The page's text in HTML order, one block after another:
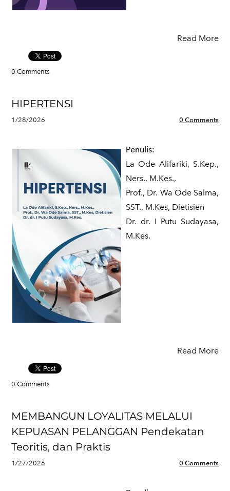
Read More
0 Comments
HIPERTENSI
1/28/2026 0 Comments
Penulis:
La Ode Alifariki, S.Kep.,
Ners., M.Kes.,
Prof., Dr. Wa Ode Salma,
SST., M.Kes, Dietisien
Dr. dr. I Putu Sudayasa,
M.Kes.
Read More
0 Comments
MEMBANGUN LOYALITAS MELALUI
KEPUASAN PELANGGAN Pendekatan
Teoritis, dan Praktis
1/27/2026 0 Comments